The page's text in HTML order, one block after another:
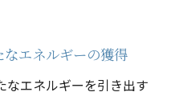
エネルギーの獲得
なエネルギーを引き出す